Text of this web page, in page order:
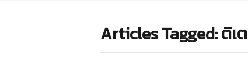
Articles Tagged: ติเต